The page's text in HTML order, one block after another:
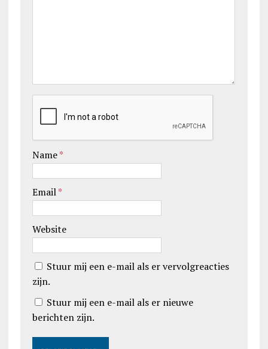
Name*
Email*
Website
Stuur mij een e-mail als er vervolgreacties
zijn.
Stuur mij een e-mail als er nieuwe
berichten zijn.